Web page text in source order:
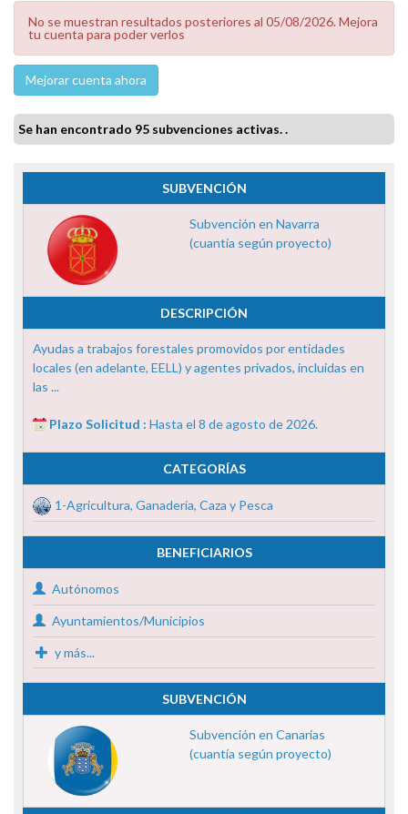
No se muestran resultados posteriores al 05/08/2026. Mejora
tu cuenta para poder verlos
Mejorar cuenta ahora
Se han encontrado 95 subvenciones activas. .
SUBVENCIÓN
Subvención en Navarra
(cuantía según proyecto)
DESCRIPCIÓN
Ayudas a trabajos forestales promovidos por entidades
locales (en adelante, EELL) y agentes privados, incluidas en
las ...
Plazo Solicitud : Hasta el 8 de agosto de 2026.
CATEGORÍAS
1-Agricultura, Ganadería, Caza y Pesca
BENEFICIARIOS
Autónomos
Ayuntamientos/Municipios
y más...
SUBVENCIÓN
Subvención en Canarias
(cuantía según proyecto)